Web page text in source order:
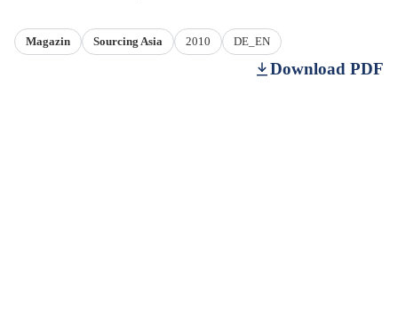
Magazin Sourcing Asia 2010 DE_EN
Download PDF